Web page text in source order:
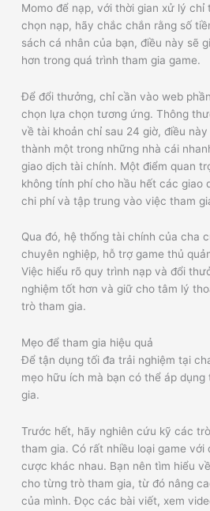
Momo để nạp, với thời gian xử lý chỉ
chọn nạp, hãy chắc chắn rằng số
sách cá nhân của bạn, điều này sẽ
hơn trong quá trình tham gia game.
Để đổi thưởng, chỉ cần vào web
chọn lựa chọn tương ứng. Thông
về tài khoản chỉ sau 24 giờ, điều
thành một trong những nhà cái
giao dịch tài chính. Một điểm quan
không tính phí cho hầu hết các giao
chi phí và tập trung vào việc tham
Qua đó, hệ thống tài chính của cha
chuyên nghiệp, hỗ trợ game thủ
Việc hiểu rõ quy trình nạp và đổi
nghiệm tốt hơn và giữ cho tâm lý
trò tham gia.
Mẹo để tham gia hiệu quả
Để tận dụng tối đa trải nghiệm tại
mẹo hữu ích mà bạn có thể áp
gia.
Trước hết, hãy nghiên cứu kỹ các
tham gia. Có rất nhiều loại game
cược khác nhau. Bạn nên tìm hiểu
cho từng trò tham gia, từ đó nâng
của mình. Đọc các bài viết, xem